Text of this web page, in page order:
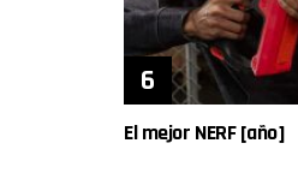
El mejor NERF [año]